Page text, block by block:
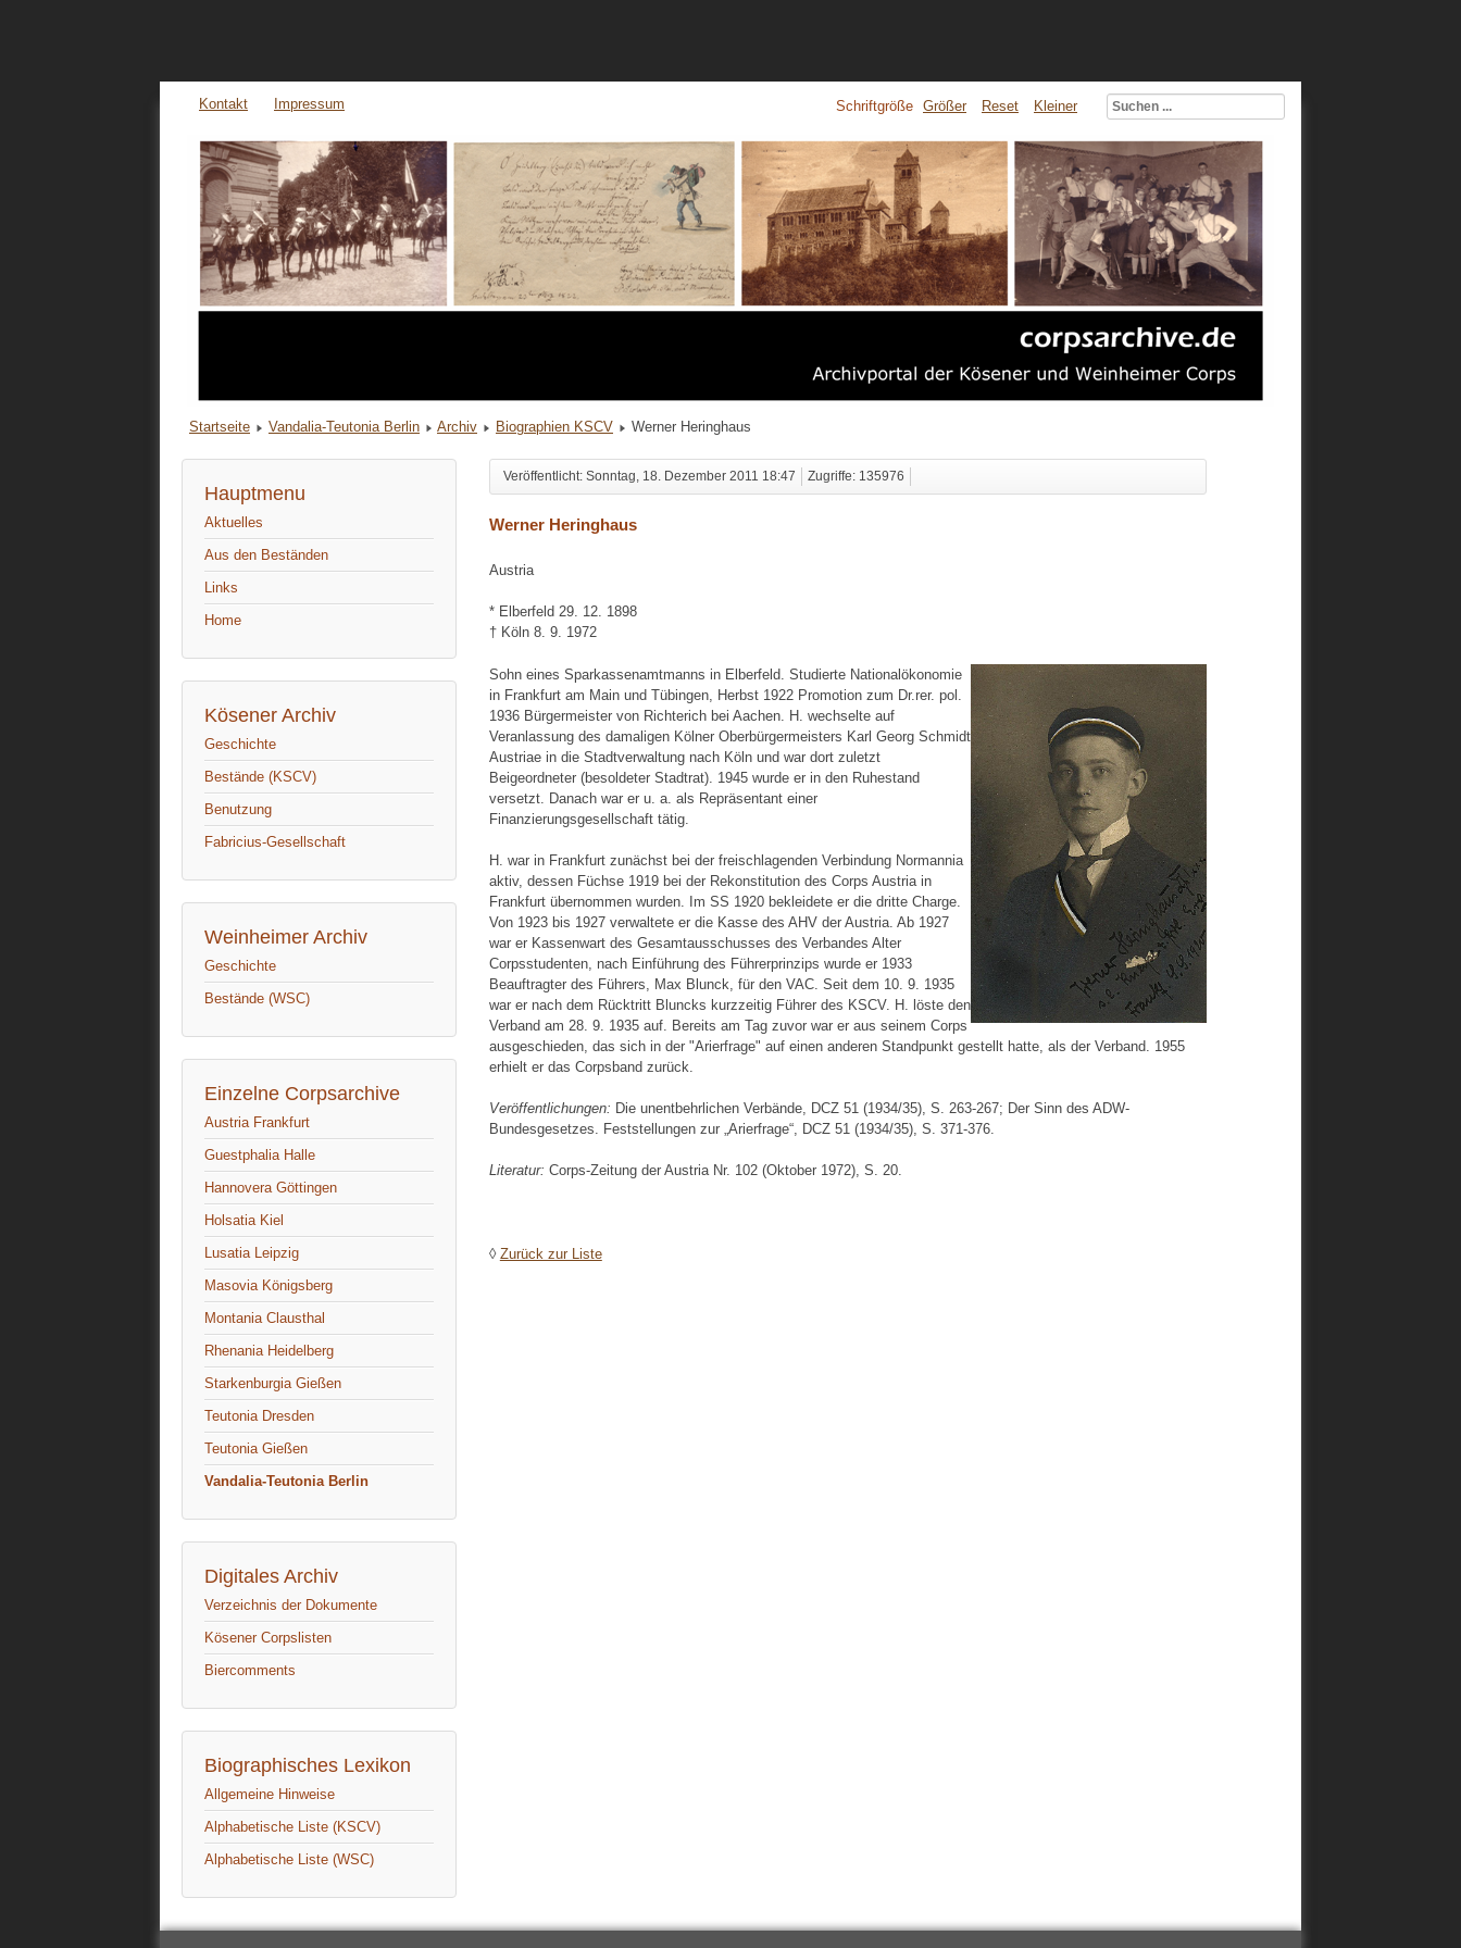
Kontakt Impressum Schriftgröße Größer Reset Kleiner
Startseite Vandalia-Teutonia Berlin Archiv Biographien KSCV Werner Heringhaus
Hauptmenu
Aktuelles
Aus den Beständen
Links
Home
Kösener Archiv
Geschichte
Bestände (KSCV)
Benutzung
Fabricius-Gesellschaft
Weinheimer Archiv
Geschichte
Bestände (WSC)
Einzelne Corpsarchive
Austria Frankfurt
Guestphalia Halle
Hannovera Göttingen
Holsatia Kiel
Lusatia Leipzig
Masovia Königsberg
Montania Clausthal
Rhenania Heidelberg
Starkenburgia Gießen
Teutonia Dresden
Teutonia Gießen
Vandalia-Teutonia Berlin
Digitales Archiv
Verzeichnis der Dokumente
Kösener Corpslisten
Biercomments
Biographisches Lexikon
Allgemeine Hinweise
Alphabetische Liste (KSCV)
Alphabetische Liste (WSC)
Veröffentlicht: Sonntag, 18. Dezember 2011 18:47 Zugriffe: 135976
Werner Heringhaus
Austria
* Elberfeld 29. 12. 1898
† Köln 8. 9. 1972
Sohn eines Sparkassenamtmanns in Elberfeld. Studierte Nationalökonomie
in Frankfurt am Main und Tübingen, Herbst 1922 Promotion zum Dr.rer. pol.
1936 Bürgermeister von Richterich bei Aachen. H. wechselte auf
Veranlassung des damaligen Kölner Oberbürgermeisters Karl Georg Schmidt
Austriae in die Stadtverwaltung nach Köln und war dort zuletzt
Beigeordneter (besoldeter Stadtrat). 1945 wurde er in den Ruhestand
versetzt. Danach war er u. a. als Repräsentant einer
Finanzierungsgesellschaft tätig.
H. war in Frankfurt zunächst bei der freischlagenden Verbindung Normannia
aktiv, dessen Füchse 1919 bei der Rekonstitution des Corps Austria in
Frankfurt übernommen wurden. Im SS 1920 bekleidete er die dritte Charge.
Von 1923 bis 1927 verwaltete er die Kasse des AHV der Austria. Ab 1927
war er Kassenwart des Gesamtausschusses des Verbandes Alter
Corpsstudenten, nach Einführung des Führerprinzips wurde er 1933
Beauftragter des Führers, Max Blunck, für den VAC. Seit dem 10. 9. 1935
war er nach dem Rücktritt Bluncks kurzzeitig Führer des KSCV. H. löste den
Verband am 28. 9. 1935 auf. Bereits am Tag zuvor war er aus seinem Corps
ausgeschieden, das sich in der "Arierfrage" auf einen anderen Standpunkt gestellt hatte, als der Verband. 1955
erhielt er das Corpsband zurück.
Veröffentlichungen: Die unentbehrlichen Verbände, DCZ 51 (1934/35), S. 263-267; Der Sinn des ADW-
Bundesgesetzes. Feststellungen zur „Arierfrage“, DCZ 51 (1934/35), S. 371-376.
Literatur: Corps-Zeitung der Austria Nr. 102 (Oktober 1972), S. 20.
◊ Zurück zur Liste